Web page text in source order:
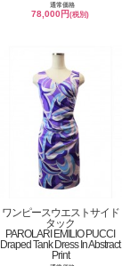
通常価格
78,000円(税別)
ワンピースウエストサイド
タック
PAROLARI EMILIO PUCCI
Draped Tank Dress In Abstract
Print